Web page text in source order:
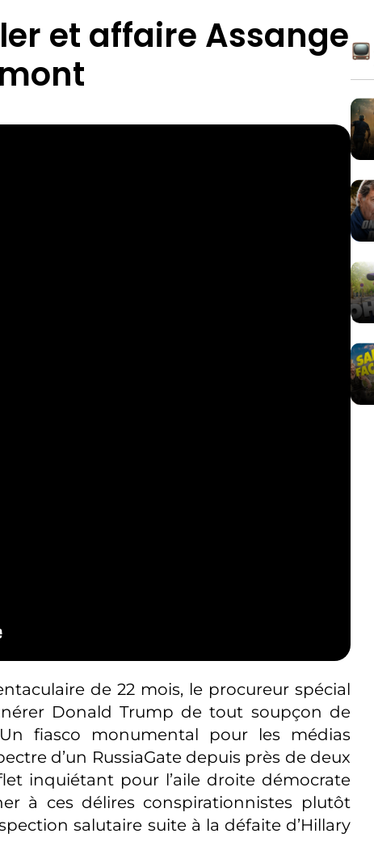
et affaire Assange
de 22 mois, le procureur spécial
Donald Trump de tout soupçon de
fiasco monumental pour les médias
d’un RussiaGate depuis près de deux
inquiétant pour l’aile droite démocrate
à ces délires conspirationnistes plutôt
salutaire suite à la défaite d’Hillary